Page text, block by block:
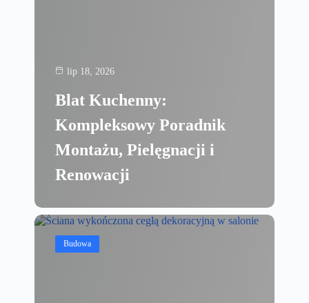
lip 18, 2026
Blat Kuchenny:
Kompleksowy Poradnik
Montażu, Pielęgnacji i
Renowacji
Budowa